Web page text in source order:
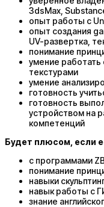
3dsMax,
опыт работы c
опыт создания
UV-развертка,
понимание
умение работать
текстурами
умение
готовность
готовность
устройством на
компетенций
Будет плюсом, если
с программами
понимание
навыки
навык работы с
знание